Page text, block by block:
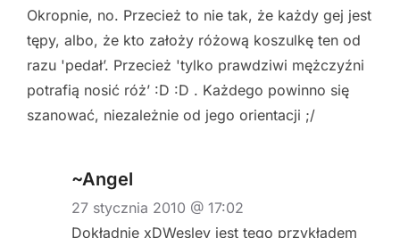
Okropnie, no. Przecież to nie tak, że każdy gej jest
tępy, albo, że kto założy różową koszulkę ten od
razu 'pedał’. Przecież 'tylko prawdziwi mężczyźni
potrafią nosić róż’ :D :D . Każdego powinno się
szanować, niezależnie od jego orientacji ;/
~Angel
27 stycznia 2010 @ 17:02
Dokładnie xDWesley jest tego przykładem